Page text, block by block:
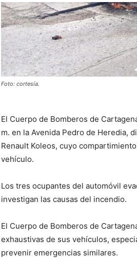
Foto: cortesía.
El Cuerpo de Bomberos de
m. en la Avenida Pedro de Heredia,
Renault Koleos, cuyo
vehículo.
Los tres ocupantes del automóvil
investigan las causas del incendio.
El Cuerpo de Bomberos de
exhaustivas de sus vehículos,
prevenir emergencias similares.